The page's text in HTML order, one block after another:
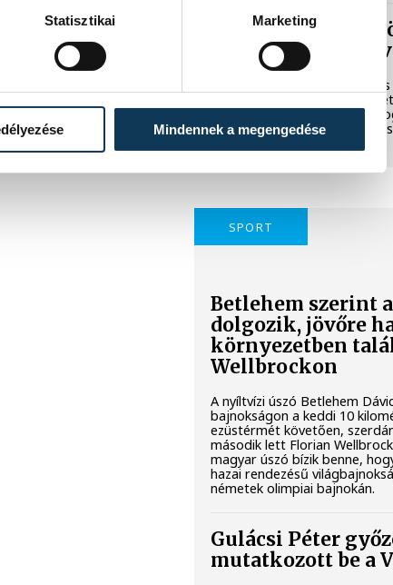
Statisztikai Marketing
Mindennek a megengedése
Folyamatosan
mégsem fogy az
A tartós hőség és az
elé állítja Veszprém
városvezetés kiemelt célja,
vízkészletekkel takarékosan
gazdálkodjunk.
SPORT
Betlehem szerint
dolgozik, jövőre
környezetben
Wellbrockon
A nyíltvízi úszó Betlehem
bajnokságon a keddi 10
ezüstérmét követően,
második lett Florian
magyar úszó bízik benne,
hazai rendezésű
németek olimpiai bajnokán.
Gulácsi Péter
mutatkozott be a